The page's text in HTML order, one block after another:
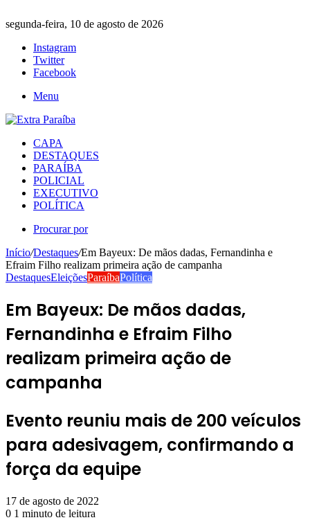
segunda-feira, 10 de agosto de 2026
Instagram
Twitter
Facebook
Menu
CAPA
DESTAQUES
PARAÍBA
POLICIAL
EXECUTIVO
POLÍTICA
Procurar por
Início/Destaques/Em Bayeux: De mãos dadas, Fernandinha e
Efraim Filho realizam primeira ação de campanha
DestaquesEleiçõesParaíbaPolítica
Em Bayeux: De mãos dadas,
Fernandinha e Efraim Filho
realizam primeira ação de
campanha
Evento reuniu mais de 200 veículos
para adesivagem, confirmando a
força da equipe
17 de agosto de 2022
0 1 minuto de leitura